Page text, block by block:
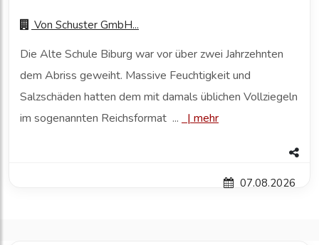
Von Schuster GmbH...
Die Alte Schule Biburg war vor über zwei Jahrzehnten
dem Abriss geweiht. Massive Feuchtigkeit und
Salzschäden hatten dem mit damals üblichen Vollziegeln
im sogenannten Reichsformat ...
| mehr
07.08.2026